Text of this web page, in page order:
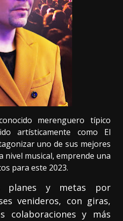
merenguero típico
artísticamente como El
uno de sus mejores
nivel musical, emprende una
para este 2023.
planes y metas por
venideros, con giras,
colaboraciones y más